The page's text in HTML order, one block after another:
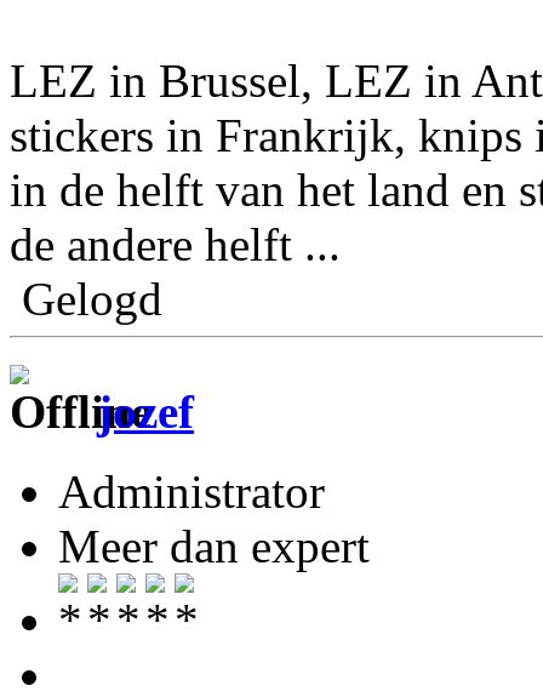
LEZ in Brussel, LEZ in
stickers in Frankrijk, knips
in de helft van het land en
de andere helft ...
Gelogd
jozef
Administrator
Meer dan expert